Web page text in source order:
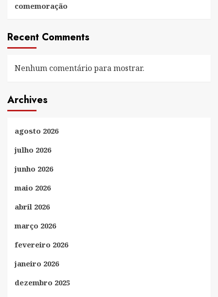
comemoração
Recent Comments
Nenhum comentário para mostrar.
Archives
agosto 2026
julho 2026
junho 2026
maio 2026
abril 2026
março 2026
fevereiro 2026
janeiro 2026
dezembro 2025